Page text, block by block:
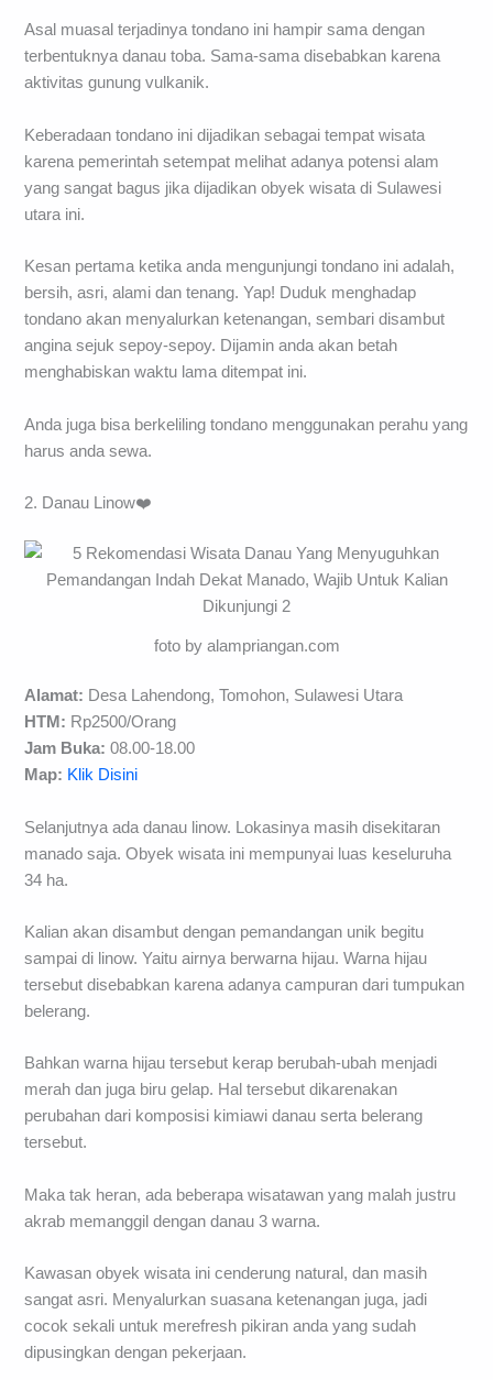
Asal muasal terjadinya tondano ini hampir sama dengan
terbentuknya danau toba. Sama-sama disebabkan karena
aktivitas gunung vulkanik.
Keberadaan tondano ini dijadikan sebagai tempat wisata
karena pemerintah setempat melihat adanya potensi alam
yang sangat bagus jika dijadikan obyek wisata di Sulawesi
utara ini.
Kesan pertama ketika anda mengunjungi tondano ini adalah,
bersih, asri, alami dan tenang. Yap! Duduk menghadap
tondano akan menyalurkan ketenangan, sembari disambut
angina sejuk sepoy-sepoy. Dijamin anda akan betah
menghabiskan waktu lama ditempat ini.
Anda juga bisa berkeliling tondano menggunakan perahu yang
harus anda sewa.
2. Danau Linow❤️
foto by alampriangan.com
Alamat: Desa Lahendong, Tomohon, Sulawesi Utara
HTM: Rp2500/Orang
Jam Buka: 08.00-18.00
Map: Klik Disini
Selanjutnya ada danau linow. Lokasinya masih disekitaran
manado saja. Obyek wisata ini mempunyai luas keseluruha
34 ha.
Kalian akan disambut dengan pemandangan unik begitu
sampai di linow. Yaitu airnya berwarna hijau. Warna hijau
tersebut disebabkan karena adanya campuran dari tumpukan
belerang.
Bahkan warna hijau tersebut kerap berubah-ubah menjadi
merah dan juga biru gelap. Hal tersebut dikarenakan
perubahan dari komposisi kimiawi danau serta belerang
tersebut.
Maka tak heran, ada beberapa wisatawan yang malah justru
akrab memanggil dengan danau 3 warna.
Kawasan obyek wisata ini cenderung natural, dan masih
sangat asri. Menyalurkan suasana ketenangan juga, jadi
cocok sekali untuk merefresh pikiran anda yang sudah
dipusingkan dengan pekerjaan.